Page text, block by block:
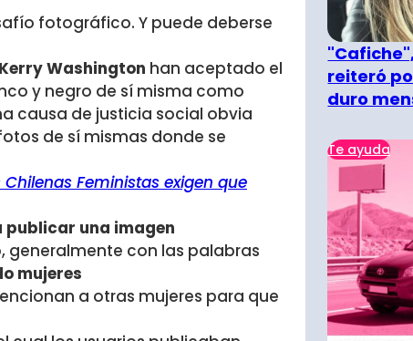
fotográfico. Y puede deberse
Washington han aceptado el
y negro de sí misma como
causa de justicia social obvia
de sí mismas donde se
Feministas exigen que
publicar una imagen
generalmente con las palabras
mujeres
a otras mujeres para que
reiteró
duro
Te ayuda